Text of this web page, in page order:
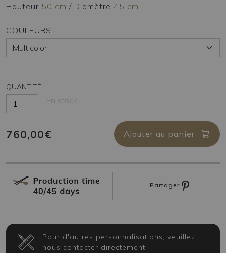
Hauteur 50 cm / Diamètre 45 cm
COULEURS
QUANTITÉ
En stock
760,00€ Ajouter au panier
Partager
Pour d'autres personnalisations, veuillez
nous contacter directement